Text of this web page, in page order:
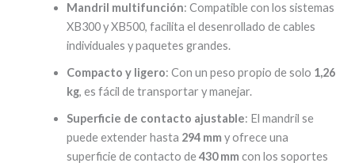
Mandril multifunción: Compatible con los sistemas
XB300 y XB500, facilita el desenrollado de cables
individuales y paquetes grandes.
Compacto y ligero: Con un peso propio de solo 1,26
kg, es fácil de transportar y manejar.
Superficie de contacto ajustable: El mandril se
puede extender hasta 294 mm y ofrece una
superficie de contacto de430 mm con los soportes